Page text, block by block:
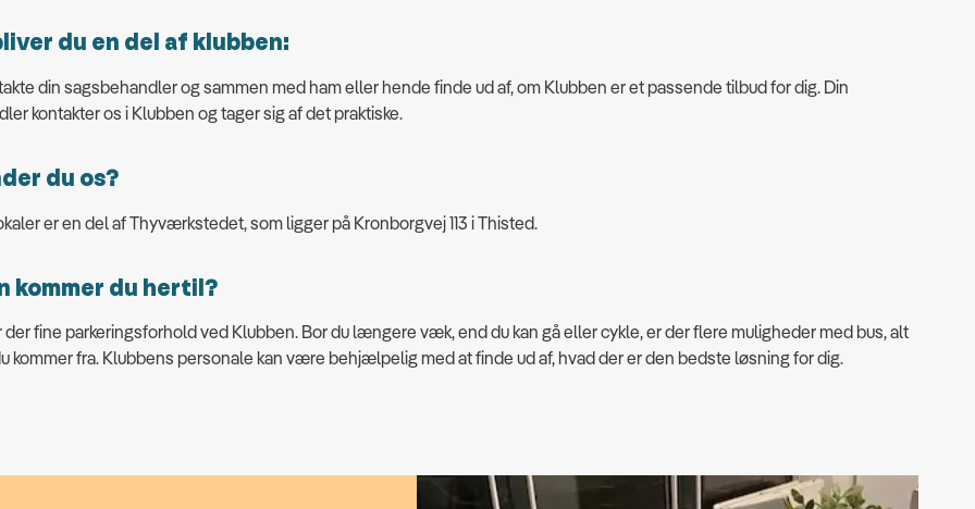
du en del af klubben:
din sagsbehandler og sammen med ham eller hende finde ud af, om Klubben er et passende tilbud for dig. Din
kontakter os i Klubben og tager sig af det praktiske.
du os?
er en del af Thyværkstedet, som ligger på Kronborgvej 113 i Thisted.
kommer du hertil?
der fine parkeringsforhold ved Klubben. Bor du længere væk, end du kan gå eller cykle, er der flere muligheder med bus, alt
kommer fra. Klubbens personale kan være behjælpelig med at finde ud af, hvad der er den bedste løsning for dig.